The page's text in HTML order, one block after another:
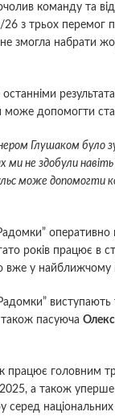
команду та
з трьох перемог
змогла набрати
допомогти
Глушаком
ми не здобули
може допомогти
років працює в
у найближчому
виступають
також пасуюча
головним
а також уперше
серед